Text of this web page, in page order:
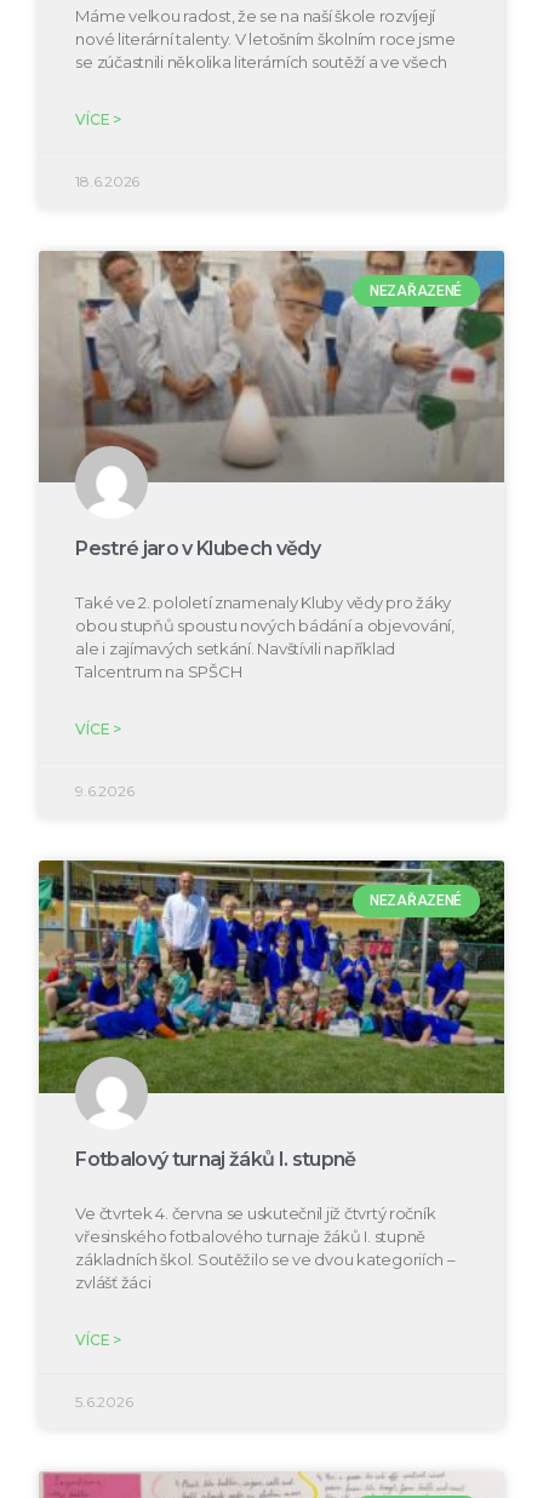
Máme velkou radost, že se na naší škole rozvíjejí
nové literární talenty. V letošním školním roce jsme
se zúčastnili několika literárních soutěží a ve všech
VÍCE >
18.6.2026
NEZAŘAZENÉ
Pestré jaro v Klubech vědy
Také ve 2. pololetí znamenaly Kluby vědy pro žáky
obou stupňů spoustu nových bádání a objevování,
ale i zajímavých setkání. Navštívili například
Talcentrum na SPŠCH
VÍCE >
9.6.2026
NEZAŘAZENÉ
Fotbalový turnaj žáků I. stupně
Ve čtvrtek 4. června se uskutečnil již čtvrtý ročník
vřesinského fotbalového turnaje žáků I. stupně
základních škol. Soutěžilo se ve dvou kategoriích –
zvlášť žáci
VÍCE >
5.6.2026